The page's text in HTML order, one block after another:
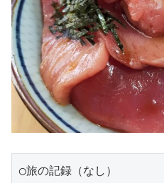
◯旅の記録（なし）